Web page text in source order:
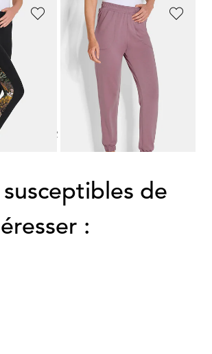
2
PLANTIER
125,10 CHF
139,00 CHF
2
de
: